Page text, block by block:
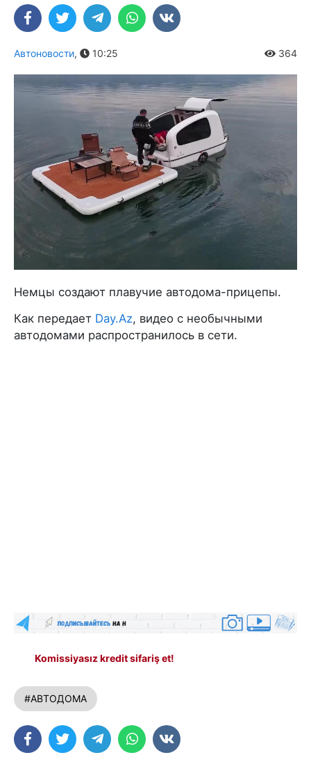
Автоновости, 10:25 364
Немцы создают плавучие автодома-прицепы.
Как передает Day.Az, видео с необычными
автодомами распространилось в сети.
Komissiyasız kredit sifariş et!
#АВТОДОМА